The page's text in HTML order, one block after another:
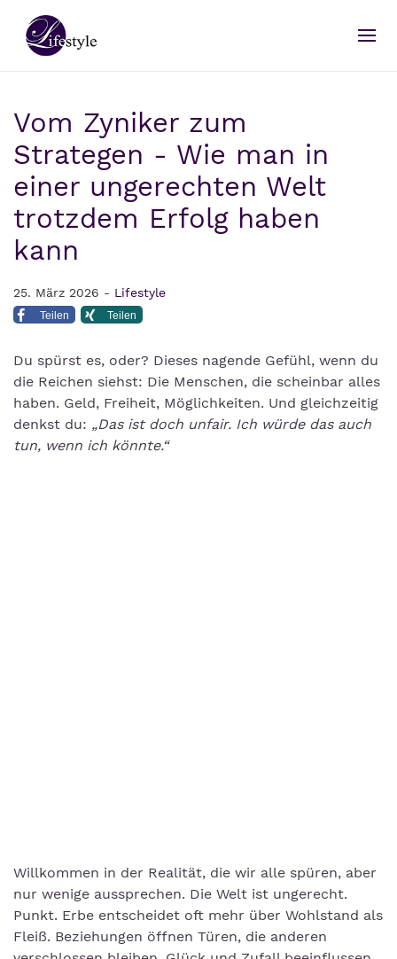
Vom Zyniker zum
Strategen - Wie man in
einer ungerechten Welt
trotzdem Erfolg haben
kann
25. März 2026 - Lifestyle
Teilen Teilen
Du spürst es, oder? Dieses nagende Gefühl, wenn du
die Reichen siehst: Die Menschen, die scheinbar alles
haben. Geld, Freiheit, Möglichkeiten. Und gleichzeitig
denkst du: „Das ist doch unfair. Ich würde das auch
tun, wenn ich könnte.“
Willkommen in der Realität, die wir alle spüren, aber
nur wenige aussprechen. Die Welt ist ungerecht.
Punkt. Erbe entscheidet oft mehr über Wohlstand als
Fleiß. Beziehungen öffnen Türen, die anderen